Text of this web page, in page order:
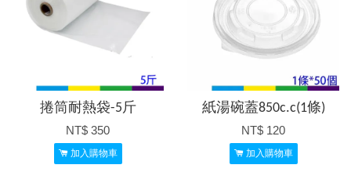
捲筒耐熱袋-5斤
NT$ 350
加入購物車
紙湯碗蓋850c.c(1條)
NT$ 120
加入購物車